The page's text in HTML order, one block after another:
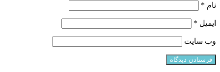
نام *
ایمیل *
وب‌ سایت